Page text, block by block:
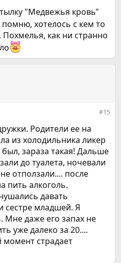
"Медвежья кровь"
помню, хотелось с кем то
как ни странно
#15
Родители ее на
из холодильника ликер
зараза такая! Дальше
до туалета, ночевали
отползали.... после
пить алкоголь.
давать
сестре младшей. Я
Мне даже его запах не
уже далеко за 20....
момент страдает